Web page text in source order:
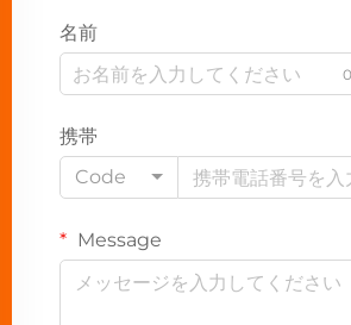
名前
携帯
Code
Message